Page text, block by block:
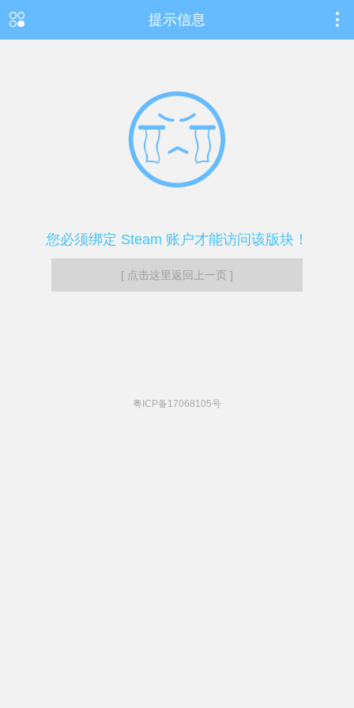
提示信息
您必须绑定 Steam 账户才能访问该版块！
[ 点击这里返回上一页 ]
粤ICP备17068105号